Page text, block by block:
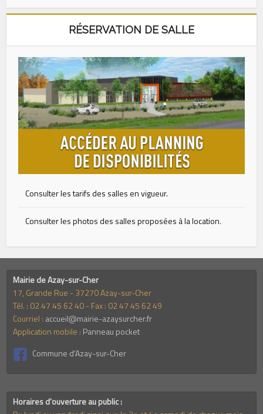
RÉSERVATION DE SALLE
Consulter les tarifs des salles en vigueur.
Consulter les photos des salles proposées à la location.
Mairie de Azay-sur-Cher
17, Grande Rue - 37270 Azay-sur-Cher
Tél. : 02 47 45 62 40 - Fax : 02 47 45 62 49
Courriel : accueil@mairie-azaysurcher.fr
Application mobile : Panneau pocket
Commune d'Azay-sur-Cher
Horaires d'ouverture au public :